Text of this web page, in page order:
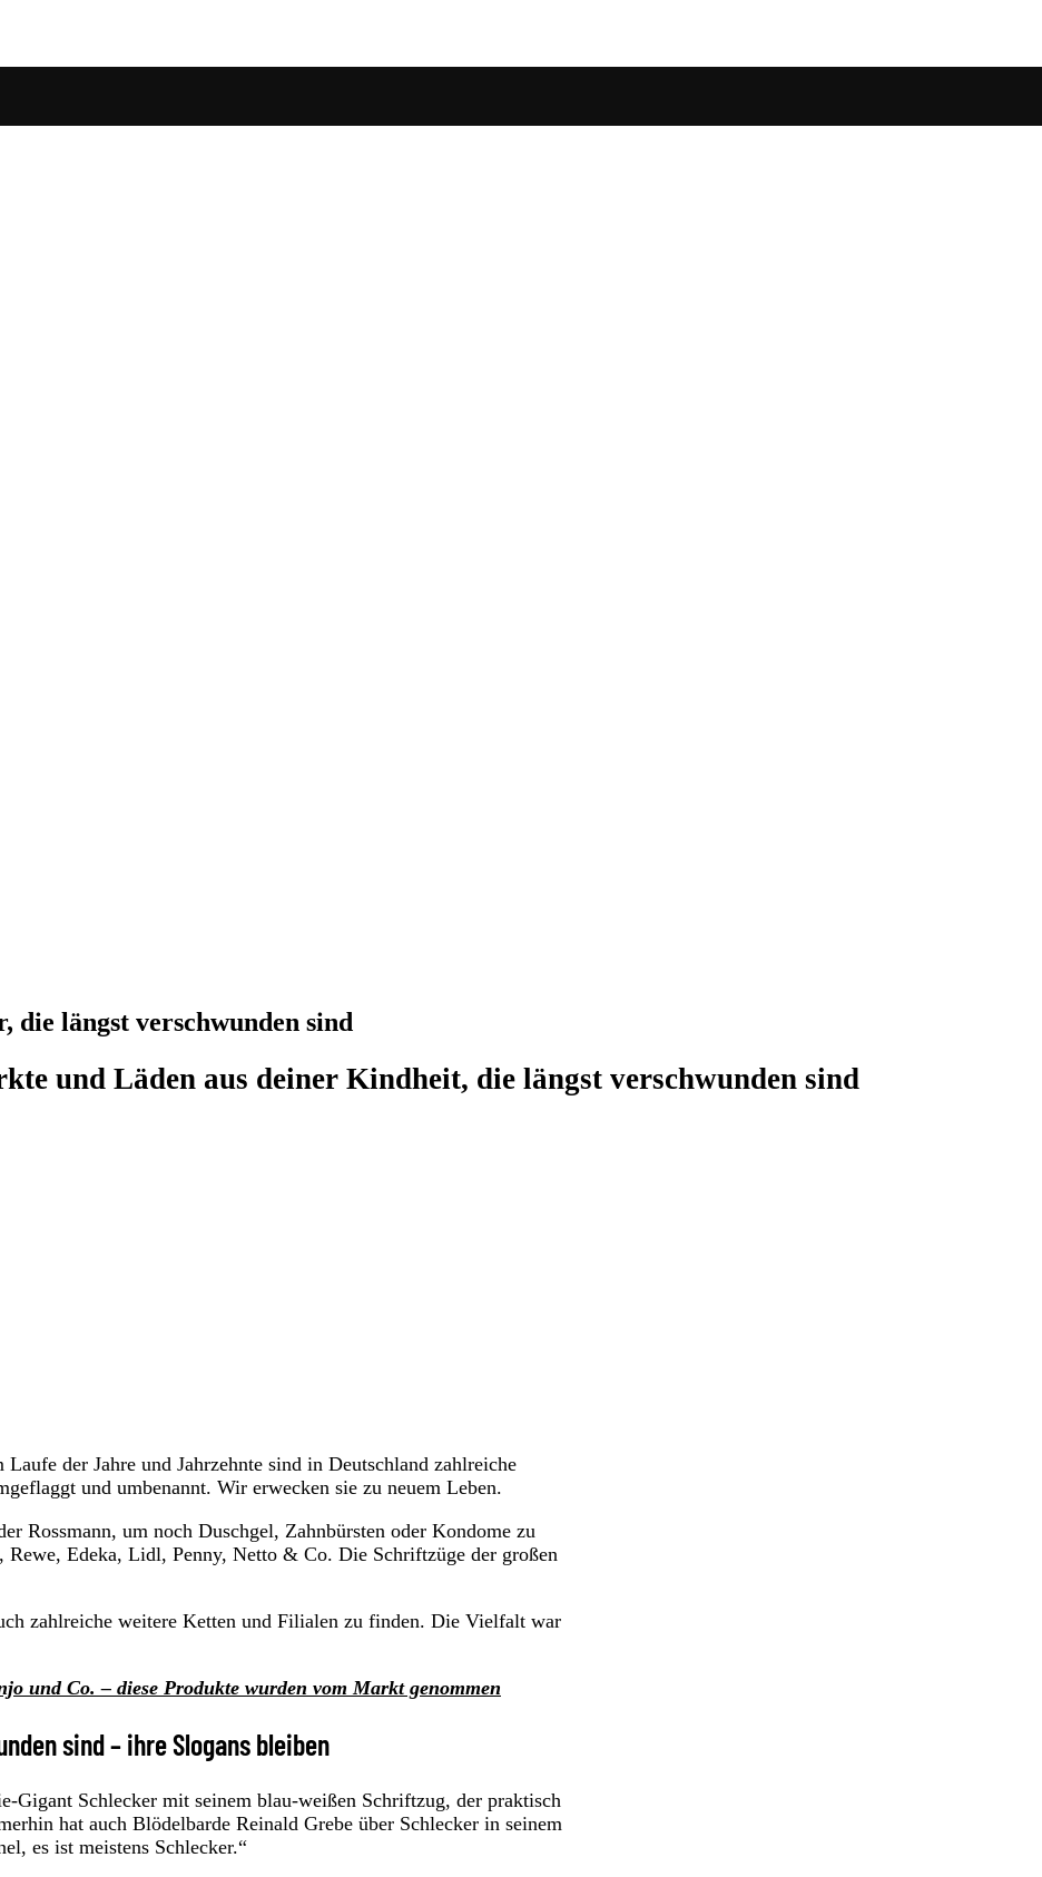
die längst verschwunden sind
und Läden aus deiner Kindheit, die längst verschwunden sind
der Jahre und Jahrzehnte sind in Deutschland zahlreiche
und umbenannt. Wir erwecken sie zu neuem Leben.
Rossmann, um noch Duschgel, Zahnbürsten oder Kondome zu
Edeka, Lidl, Penny, Netto & Co. Die Schriftzüge der großen
zahlreiche weitere Ketten und Filialen zu finden. Die Vielfalt war
und Co. – diese Produkte wurden vom Markt genommen
sind – ihre Slogans bleiben
Gigant Schlecker mit seinem blau-weißen Schriftzug, der praktisch
hat auch Blödelbarde Reinald Grebe über Schlecker in seinem
es ist meistens Schlecker.“